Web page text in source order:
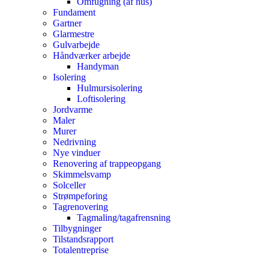
Fundament
Gartner
Glarmestre
Gulvarbejde
Håndværker arbejde
Handyman
Isolering
Hulmursisolering
Loftisolering
Jordvarme
Maler
Murer
Nedrivning
Nye vinduer
Renovering af trappeopgang
Skimmelsvamp
Solceller
Strømpeforing
Tagrenovering
Tagmaling/tagafrensning
Tilbygninger
Tilstandsrapport
Totalentreprise